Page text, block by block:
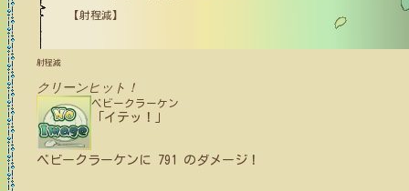
【射程減】
射程減
クリーンヒット！
ベビークラーケン
「イテッ！」
ベビークラーケン に 791 のダメージ！